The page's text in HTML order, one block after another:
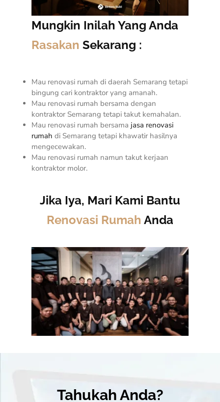
Mungkin Inilah Yang Anda
Rasakan Sekarang :
Mau renovasi rumah di daerah Semarang tetapi
bingung cari kontraktor yang amanah.
Mau renovasi rumah bersama dengan
kontraktor Semarang tetapi takut kemahalan.
Mau renovasi rumah bersama jasa renovasi
rumah di Semarang tetapi khawatir hasilnya
mengecewakan.
Mau renovasi rumah namun takut kerjaan
kontraktor molor.
Jika Iya, Mari Kami Bantu
Renovasi Rumah Anda
Tahukah Anda?